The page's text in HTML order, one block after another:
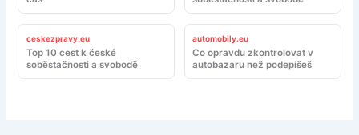
ceskezpravy.eu
Top 10 cest k české
soběstačnosti a svobodě
automobily.eu
Co opravdu zkontrolovat v
autobazaru než podepíšeš